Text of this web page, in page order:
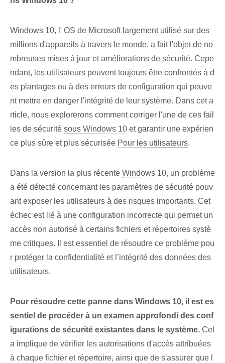
Windows 10, l' OS de Microsoft⁣ largement utilisé sur des
millions d'appareils à travers le monde, ⁢a fait l'objet de no
mbreuses mises à jour⁢ et améliorations de sécurité. Cepe
ndant, les utilisateurs peuvent toujours être confrontés à d
es plantages ou à des erreurs de configuration qui peuve
nt mettre en danger l'intégrité de leur système. Dans cet a
rticle, nous explorerons comment corriger⁢ l'une de ces fail
les de sécurité sous Windows 10 et garantir une expérien
ce plus sûre et plus sécurisée Pour les utilisateurs.
Dans la version la plus récente Windows 10, un problème
a été détecté concernant les paramètres de sécurité pouv
ant exposer les utilisateurs à des risques importants. Cet
échec est lié à une configuration incorrecte qui permet un
accès non autorisé à certains fichiers et répertoires systè
me critiques. Il est essentiel de résoudre ce problème pou
r protéger la confidentialité et l’intégrité des données des
utilisateurs.
Pour résoudre cette panne dans Windows 10, il est es
sentiel de procéder à un examen approfondi des conf
igurations de sécurité existantes dans le système. Cel
a implique de vérifier les autorisations d'accès attribuées
à chaque fichier et répertoire, ainsi que de s'assurer que l